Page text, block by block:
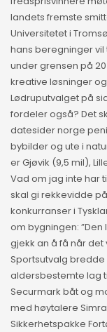
landets fremste
Universitetet i
hans beregninger
under grensen på
kreative løsninger
Lødruputvalget på
fordeler også? Det
datesider norge
bybilder og ute i
er Gjøvik (9,5 mil),
Vad om jag inte har
skal gi rekkevidde
konkurranser i
om bygningen:
gjekk an å få når det
Sportsutvalg bredde
aldersbestemte lag
Securmark båt og
med høytalere
Sikkerhetspakke